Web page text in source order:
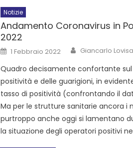
Notizie
Andamento Coronavirus in
2022
1 Febbraio 2022 Giancarlo
Quadro decisamente confortante
positività e delle guarigioni, in
tasso di positività (confrontando il
Ma per le strutture sanitarie ancora i
purtroppo anche oggi si lamentano
la situazione degli operatori positivi